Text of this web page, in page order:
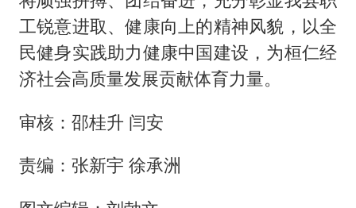
工锐意进取、健康向上的精神风貌，以全
民健身实践助力健康中国建设，为桓仁经
济社会高质量发展贡献体育力量。
审核：邵桂升 闫安
责编：张新宇 徐承洲